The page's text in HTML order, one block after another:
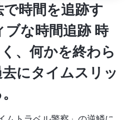
時間を追跡す
ブな時間追跡時
、何かを終わら
にタイムスリッ